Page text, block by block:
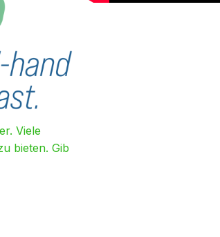
Viele
bieten. Gib